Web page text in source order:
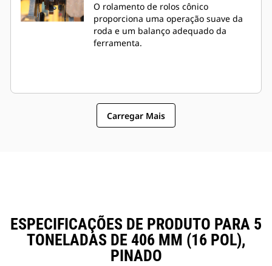
O rolamento de rolos cônico
proporciona uma operação suave da
roda e um balanço adequado da
ferramenta.
Carregar Mais
ESPECIFICAÇÕES DE PRODUTO PARA 5
TONELADAS DE 406 MM (16 POL),
PINADO